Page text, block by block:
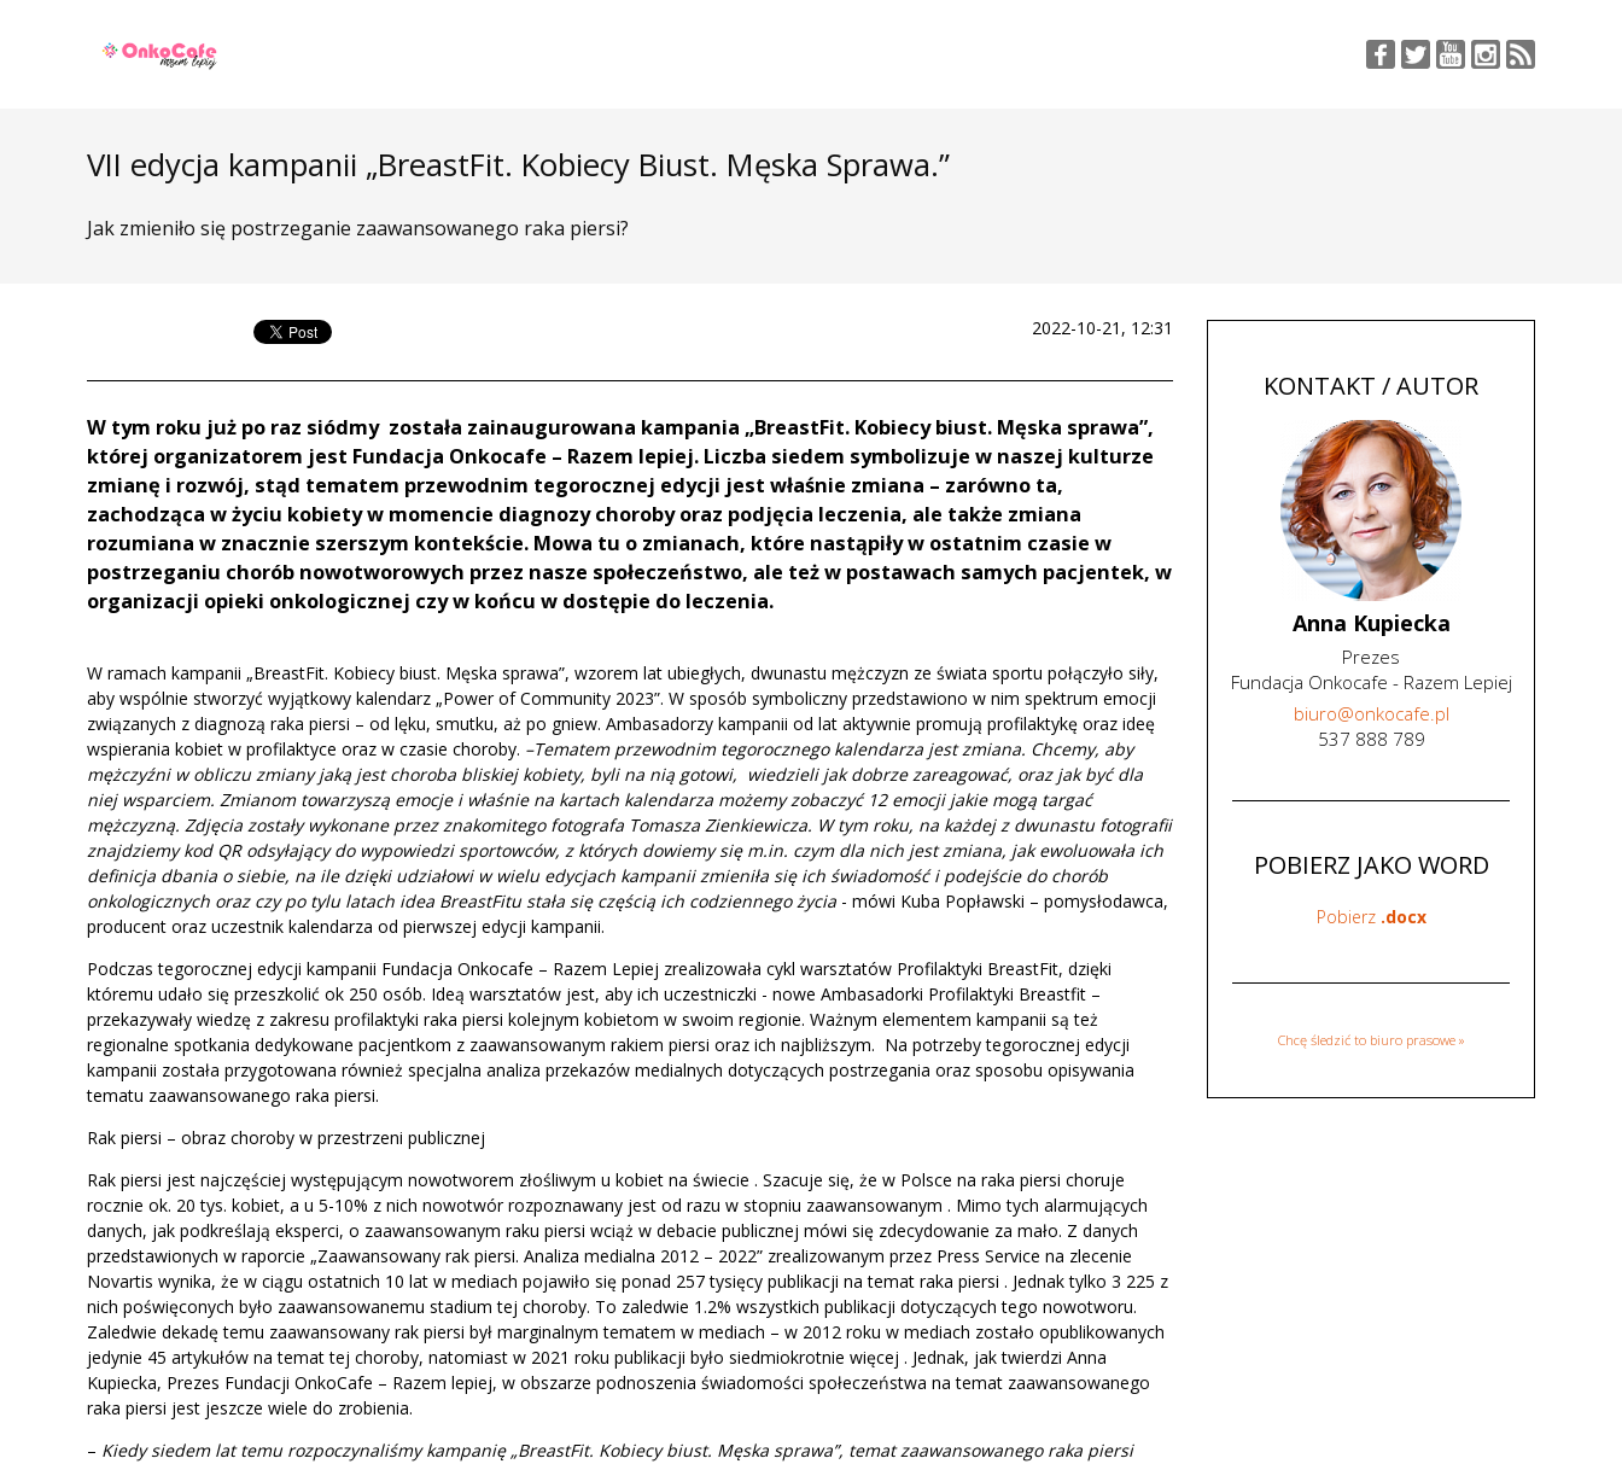
VII edycja kampanii „BreastFit. Kobiecy Biust. Męska Sprawa.”
Jak zmieniło się postrzeganie zaawansowanego raka piersi?
2022-10-21, 12:31
W tym roku już po raz siódmy została zainaugurowana kampania „BreastFit. Kobiecy biust. Męska sprawa”,
której organizatorem jest Fundacja Onkocafe – Razem lepiej. Liczba siedem symbolizuje w naszej kulturze
zmianę i rozwój, stąd tematem przewodnim tegorocznej edycji jest właśnie zmiana – zarówno ta,
zachodząca w życiu kobiety w momencie diagnozy choroby oraz podjęcia leczenia, ale także zmiana
rozumiana w znacznie szerszym kontekście. Mowa tu o zmianach, które nastąpiły w ostatnim czasie w
postrzeganiu chorób nowotworowych przez nasze społeczeństwo, ale też w postawach samych pacjentek, w
organizacji opieki onkologicznej czy w końcu w dostępie do leczenia.
W ramach kampanii „BreastFit. Kobiecy biust. Męska sprawa”, wzorem lat ubiegłych, dwunastu mężczyzn ze świata sportu połączyło siły,
aby wspólnie stworzyć wyjątkowy kalendarz „Power of Community 2023”. W sposób symboliczny przedstawiono w nim spektrum emocji
związanych z diagnozą raka piersi – od lęku, smutku, aż po gniew. Ambasadorzy kampanii od lat aktywnie promują profilaktykę oraz ideę
wspierania kobiet w profilaktyce oraz w czasie choroby. –Tematem przewodnim tegorocznego kalendarza jest zmiana. Chcemy, aby
mężczyźni w obliczu zmiany jaką jest choroba bliskiej kobiety, byli na nią gotowi, wiedzieli jak dobrze zareagować, oraz jak być dla
niej wsparciem. Zmianom towarzyszą emocje i właśnie na kartach kalendarza możemy zobaczyć 12 emocji jakie mogą targać
mężczyzną. Zdjęcia zostały wykonane przez znakomitego fotografa Tomasza Zienkiewicza. W tym roku, na każdej z dwunastu fotografii
znajdziemy kod QR odsyłający do wypowiedzi sportowców, z których dowiemy się m.in. czym dla nich jest zmiana, jak ewoluowała ich
definicja dbania o siebie, na ile dzięki udziałowi w wielu edycjach kampanii zmieniła się ich świadomość i podejście do chorób
onkologicznych oraz czy po tylu latach idea BreastFitu stała się częścią ich codziennego życia - mówi Kuba Popławski – pomysłodawca,
producent oraz uczestnik kalendarza od pierwszej edycji kampanii.
Podczas tegorocznej edycji kampanii Fundacja Onkocafe – Razem Lepiej zrealizowała cykl warsztatów Profilaktyki BreastFit, dzięki
któremu udało się przeszkolić ok 250 osób. Ideą warsztatów jest, aby ich uczestniczki - nowe Ambasadorki Profilaktyki Breastfit –
przekazywały wiedzę z zakresu profilaktyki raka piersi kolejnym kobietom w swoim regionie. Ważnym elementem kampanii są też
regionalne spotkania dedykowane pacjentkom z zaawansowanym rakiem piersi oraz ich najbliższym. Na potrzeby tegorocznej edycji
kampanii została przygotowana również specjalna analiza przekazów medialnych dotyczących postrzegania oraz sposobu opisywania
tematu zaawansowanego raka piersi.
Rak piersi – obraz choroby w przestrzeni publicznej
Rak piersi jest najczęściej występującym nowotworem złośliwym u kobiet na świecie . Szacuje się, że w Polsce na raka piersi choruje
rocznie ok. 20 tys. kobiet, a u 5-10% z nich nowotwór rozpoznawany jest od razu w stopniu zaawansowanym . Mimo tych alarmujących
danych, jak podkreślają eksperci, o zaawansowanym raku piersi wciąż w debacie publicznej mówi się zdecydowanie za mało. Z danych
przedstawionych w raporcie „Zaawansowany rak piersi. Analiza medialna 2012 – 2022” zrealizowanym przez Press Service na zlecenie
Novartis wynika, że w ciągu ostatnich 10 lat w mediach pojawiło się ponad 257 tysięcy publikacji na temat raka piersi . Jednak tylko 3 225 z
nich poświęconych było zaawansowanemu stadium tej choroby. To zaledwie 1.2% wszystkich publikacji dotyczących tego nowotworu.
Zaledwie dekadę temu zaawansowany rak piersi był marginalnym tematem w mediach – w 2012 roku w mediach zostało opublikowanych
jedynie 45 artykułów na temat tej choroby, natomiast w 2021 roku publikacji było siedmiokrotnie więcej . Jednak, jak twierdzi Anna
Kupiecka, Prezes Fundacji OnkoCafe – Razem lepiej, w obszarze podnoszenia świadomości społeczeństwa na temat zaawansowanego
raka piersi jest jeszcze wiele do zrobienia.
– Kiedy siedem lat temu rozpoczynaliśmy kampanię „BreastFit. Kobiecy biust. Męska sprawa”, temat zaawansowanego raka piersi
KONTAKT / AUTOR
Anna Kupiecka
Prezes
Fundacja Onkocafe - Razem Lepiej
biuro@onkocafe.pl
537 888 789
POBIERZ JAKO WORD
Pobierz .docx
Chcę śledzić to biuro prasowe »